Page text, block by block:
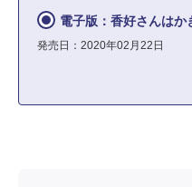
電子版：香好さんはか
発売日：2020年02月22日